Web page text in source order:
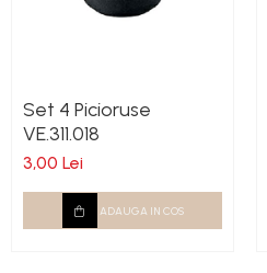
Set 4 Picioruse
VE.311.018
3,00 Lei
ADAUGA IN COS